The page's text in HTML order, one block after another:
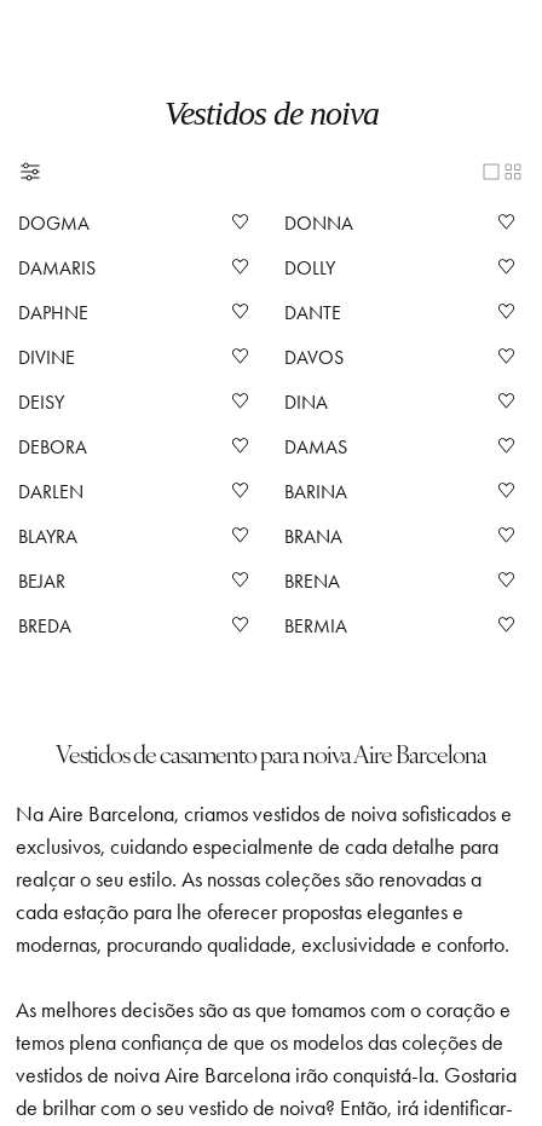
Vestidos de noiva
DOGMA
DONNA
DAMARIS
DOLLY
DAPHNE
DANTE
DIVINE
DAVOS
DEISY
DINA
DEBORA
DAMAS
DARLEN
BARINA
BLAYRA
BRANA
BEJAR
BRENA
BREDA
BERMIA
Vestidos de casamento para noiva Aire Barcelona
Na Aire Barcelona, criamos vestidos de noiva sofisticados e
exclusivos, cuidando especialmente de cada detalhe para
realçar o seu estilo. As nossas coleções são renovadas a
cada estação para lhe oferecer propostas elegantes e
modernas, procurando qualidade, exclusividade e conforto.
As melhores decisões são as que tomamos com o coração e
temos plena confiança de que os modelos das coleções de
vestidos de noiva Aire Barcelona irão conquistá-la. Gostaria
de brilhar com o seu vestido de noiva? Então, irá identificar-